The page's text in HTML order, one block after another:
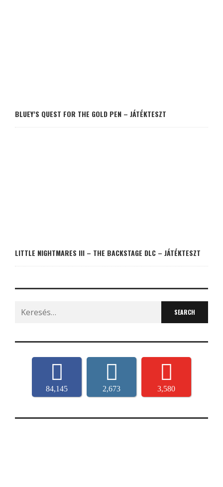
BLUEY’S QUEST FOR THE GOLD PEN – JÁTÉKTESZT
LITTLE NIGHTMARES III – THE BACKSTAGE DLC – JÁTÉKTESZT
Search
for:
84,145 2,673 3,580